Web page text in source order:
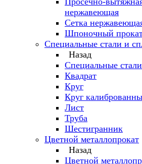
нержавеющая
Сетка
Шпоночный
Специальные стали и
Назад
Специальные
Квадрат
Круг
Круг
Лист
Труба
Шестигранник
Цветной металлопрокат
Назад
Цветной